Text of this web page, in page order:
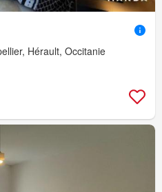
Hérault, Occitanie